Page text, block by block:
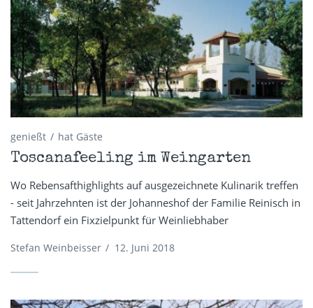
genießt hat Gäste
Toscanafeeling im Weingarten
Wo Rebensafthighlights auf ausgezeichnete Kulinarik treffen
- seit Jahrzehnten ist der Johanneshof der Familie Reinisch in
Tattendorf ein Fixzielpunkt für Weinliebhaber
Stefan Weinbeisser / 12. Juni 2018